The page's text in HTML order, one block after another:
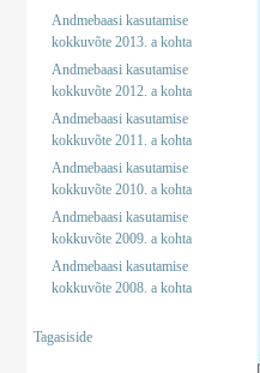
Andmebaasi kasutamise
kokkuvõte 2013. a kohta
Andmebaasi kasutamise
kokkuvõte 2012. a kohta
Andmebaasi kasutamise
kokkuvõte 2011. a kohta
Andmebaasi kasutamise
kokkuvõte 2010. a kohta
Andmebaasi kasutamise
kokkuvõte 2009. a kohta
Andmebaasi kasutamise
kokkuvõte 2008. a kohta
Tagasiside